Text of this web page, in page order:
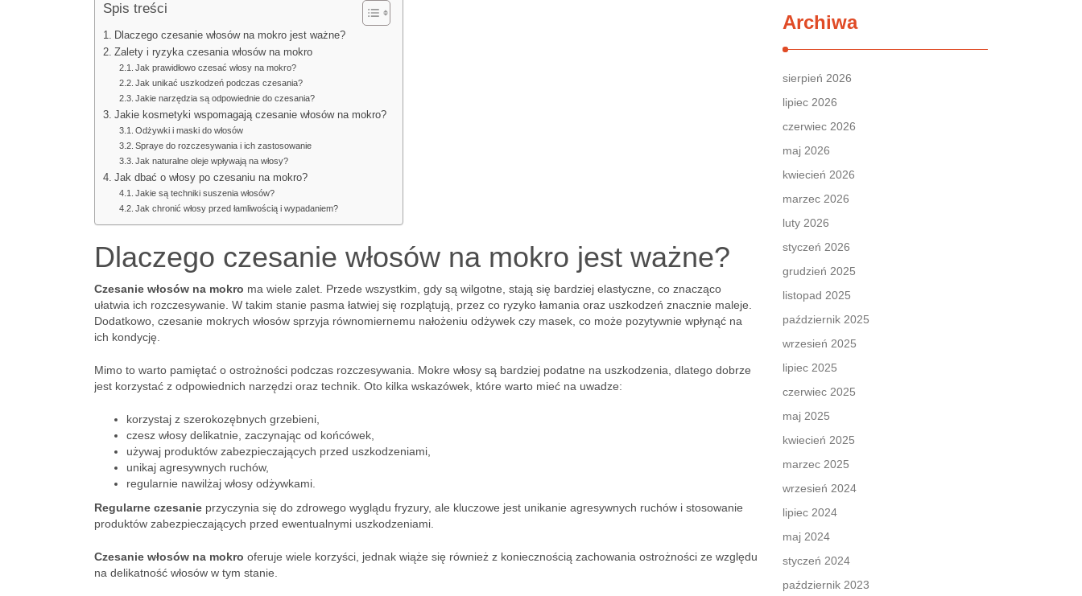
Spis treści
Dlaczego czesanie włosów na mokro jest ważne?
Zalety i ryzyka czesania włosów na mokro
Jak prawidłowo czesać włosy na mokro?
Jak unikać uszkodzeń podczas czesania?
Jakie narzędzia są odpowiednie do czesania?
Jakie kosmetyki wspomagają czesanie włosów na mokro?
Odżywki i maski do włosów
Spraye do rozczesywania i ich zastosowanie
Jak naturalne oleje wpływają na włosy?
Jak dbać o włosy po czesaniu na mokro?
Jakie są techniki suszenia włosów?
Jak chronić włosy przed łamliwością i wypadaniem?
Dlaczego czesanie włosów na mokro jest ważne?
Czesanie włosów na mokro ma wiele zalet. Przede wszystkim, gdy są wilgotne, stają się bardziej elastyczne, co znacząco
ułatwia ich rozczesywanie. W takim stanie pasma łatwiej się rozplątują, przez co ryzyko łamania oraz uszkodzeń znacznie maleje.
Dodatkowo, czesanie mokrych włosów sprzyja równomiernemu nałożeniu odżywek czy masek, co może pozytywnie wpłynąć na
ich kondycję.
Mimo to warto pamiętać o ostrożności podczas rozczesywania. Mokre włosy są bardziej podatne na uszkodzenia, dlatego dobrze
jest korzystać z odpowiednich narzędzi oraz technik. Oto kilka wskazówek, które warto mieć na uwadze:
korzystaj z szerokozębnych grzebieni,
czesz włosy delikatnie, zaczynając od końcówek,
używaj produktów zabezpieczających przed uszkodzeniami,
unikaj agresywnych ruchów,
regularnie nawilżaj włosy odżywkami.
Regularne czesanie przyczynia się do zdrowego wyglądu fryzury, ale kluczowe jest unikanie agresywnych ruchów i stosowanie
produktów zabezpieczających przed ewentualnymi uszkodzeniami.
Czesanie włosów na mokro oferuje wiele korzyści, jednak wiąże się również z koniecznością zachowania ostrożności ze względu
na delikatność włosów w tym stanie.
Archiwa
sierpień 2026
lipiec 2026
czerwiec 2026
maj 2026
kwiecień 2026
marzec 2026
luty 2026
styczeń 2026
grudzień 2025
listopad 2025
październik 2025
wrzesień 2025
lipiec 2025
czerwiec 2025
maj 2025
kwiecień 2025
marzec 2025
wrzesień 2024
lipiec 2024
maj 2024
styczeń 2024
październik 2023